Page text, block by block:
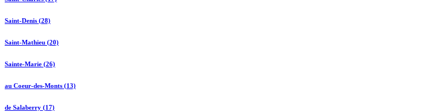
Saint-Denis (28)
Saint-Mathieu (20)
Sainte-Marie (26)
au Coeur-des-Monts (13)
de Salaberry (17)